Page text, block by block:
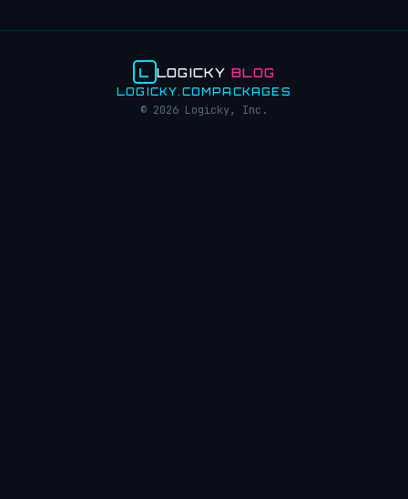
L LOGICKYBLOG
LOGICKY.COM PACKAGES
© 2026 Logicky, Inc.